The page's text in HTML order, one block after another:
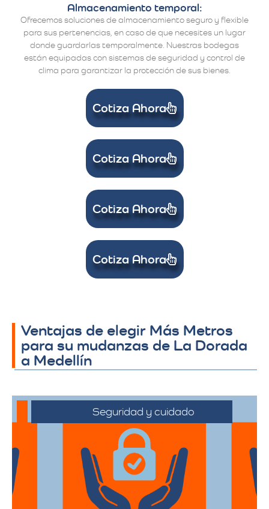
Almacenamiento temporal:
Ofrecemos soluciones de almacenamiento seguro y flexible
para sus pertenencias, en caso de que necesites un lugar
donde guardarlas temporalmente. Nuestras bodegas
están equipadas con sistemas de seguridad y control de
clima para garantizar la protección de sus bienes.
Cotiza Ahora
Cotiza Ahora
Cotiza Ahora
Cotiza Ahora
Ventajas de elegir Más Metros
para su mudanzas de La Dorada
a Medellín
Seguridad y cuidado
Nos comprometemos a manejar sus
pertenencias con el máximo cuidado,
desde el embalaje hasta la entrega final.